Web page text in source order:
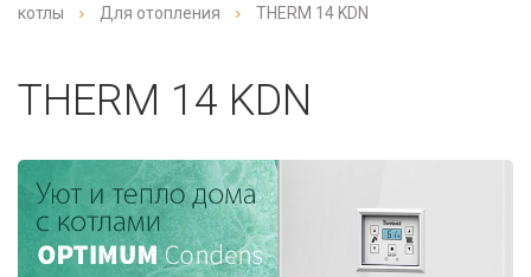
котлы
Для отопления THERM 14 KDN
THERM 14 KDN